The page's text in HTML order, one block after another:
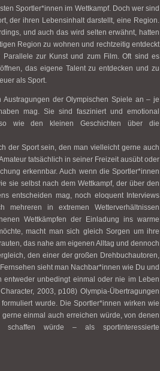
Sportler*innen im Wettkampf. Doch wer sind
der ihren Lebensinhalt darstellt, eine Region.
und auch das wird selten erwähnt, hatten
Region zu wohnen und rechtzeitig entdeckt
zur Kunst und zum Film. Oft sind es
das eigene Talent zu entdecken und zu
als Sport.
der Olympischen Spiele an – je
mag. Sie sind fasziniert und emotional
wie den kleinen Geschichten über die
der Sport sein, den man vielleicht gerne auch
tatsächlich in seiner Freizeit ausübt oder
erkennbar. Auch wenn die Sportler*innen
sie selbst nach dem Wettkampf, der über den
entscheiden mag, noch eloquent Interviews
in extremen Wetterverhältnissen
Wettkämpfen der Einladung ins warme
macht man sich gleich Sorgen um ihre
das nahe am eigenen Alltag und dennoch
den einer der großen Drehbuchautoren,
sieht man Nachbar*innen wie Du und
unbedingt einmal oder nie im Leben
2003, p108) Olympia-Übertragungen
wurde. Die Sportler*innen wirken wie
einmal auch erreichen würde, von denen
würde – als sportinteressierte